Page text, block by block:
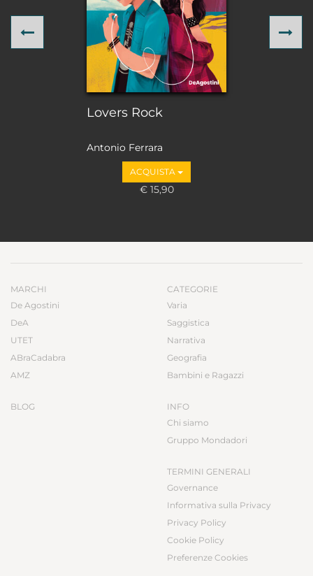
Lovers Rock
Antonio Ferrara
ACQUISTA
€ 15,90
Previous
MARCHI
De Agostini
DeA
UTET
ABraCadabra
AMZ
BLOG
CATEGORIE
Varia
Saggistica
Narrativa
Geografia
Bambini e Ragazzi
INFO
Chi siamo
Gruppo Mondadori
TERMINI GENERALI
Governance
Informativa sulla Privacy
Privacy Policy
Cookie Policy
Preferenze Cookies